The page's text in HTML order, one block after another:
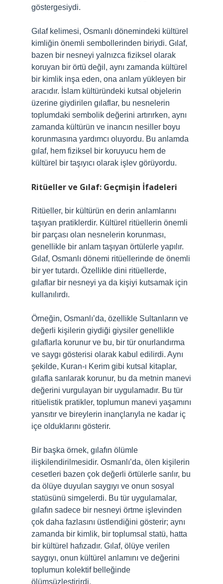
göstergesiydi.
Gılaf kelimesi, Osmanlı dönemindeki kültürel
kimliğin önemli sembollerinden biriydi. Gılaf,
bazen bir nesneyi yalnızca fiziksel olarak
koruyan bir örtü değil, aynı zamanda kültürel
bir kimlik inşa eden, ona anlam yükleyen bir
aracıdır. İslam kültüründeki kutsal objelerin
üzerine giydirilen gılaflar, bu nesnelerin
toplumdaki sembolik değerini artırırken, aynı
zamanda kültürün ve inancın nesiller boyu
korunmasına yardımcı oluyordu. Bu anlamda
gılaf, hem fiziksel bir koruyucu hem de
kültürel bir taşıyıcı olarak işlev görüyordu.
Ritüeller ve Gılaf: Geçmişin İfadeleri
Ritüeller, bir kültürün en derin anlamlarını
taşıyan pratiklerdir. Kültürel ritüellerin önemli
bir parçası olan nesnelerin korunması,
genellikle bir anlam taşıyan örtülerle yapılır.
Gılaf, Osmanlı dönemi ritüellerinde de önemli
bir yer tutardı. Özellikle dini ritüellerde,
gılaflar bir nesneyi ya da kişiyi kutsamak için
kullanılırdı.
Örneğin, Osmanlı’da, özellikle Sultanların ve
değerli kişilerin giydiği giysiler genellikle
gılaflarla korunur ve bu, bir tür onurlandırma
ve saygı gösterisi olarak kabul edilirdi. Aynı
şekilde, Kuran-ı Kerim gibi kutsal kitaplar,
gılafla sarılarak korunur, bu da metnin manevi
değerini vurgulayan bir uygulamadır. Bu tür
ritüelistik pratikler, toplumun manevi yaşamını
yansıtır ve bireylerin inançlarıyla ne kadar iç
içe olduklarını gösterir.
Bir başka örnek, gılafın ölümle
ilişkilendirilmesidir. Osmanlı’da, ölen kişilerin
cesetleri bazen çok değerli örtülerle sarılır, bu
da ölüye duyulan saygıyı ve onun sosyal
statüsünü simgelerdi. Bu tür uygulamalar,
gılafın sadece bir nesneyi örtme işlevinden
çok daha fazlasını üstlendiğini gösterir; aynı
zamanda bir kimlik, bir toplumsal statü, hatta
bir kültürel hafızadır. Gılaf, ölüye verilen
saygıyı, onun kültürel anlamını ve değerini
toplumun kolektif belleğinde
ölümsüzleştirirdi.